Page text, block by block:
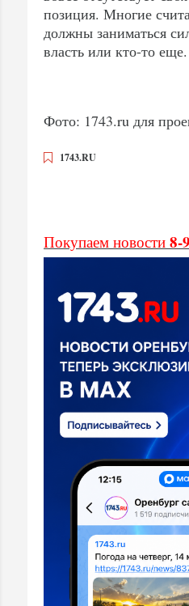
позиция. Многие
должны заниматься
власть или кто-то еще.
Фото: 1743.ru для
1743.RU
Покупаем новости 8-